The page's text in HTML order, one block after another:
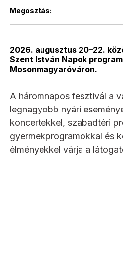
Megosztás:
2026. augusztus 20–22.
Szent István Napok
Mosonmagyaróváron.
A háromnapos fesztivál a
legnagyobb nyári
koncertekkel, szabadtéri
gyermekprogramokkal és
élményekkel várja a